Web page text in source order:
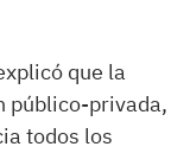
que la
público-privada,
todos los